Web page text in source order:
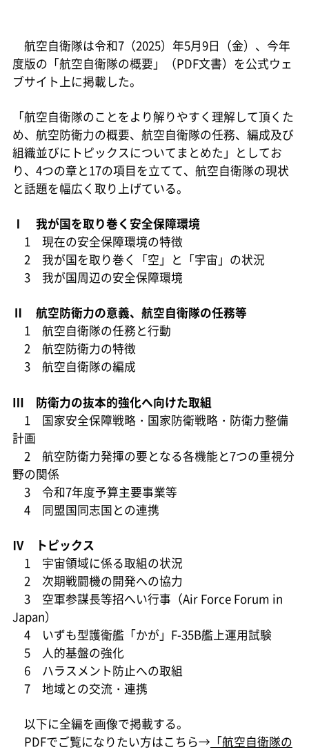
航空自衛隊は令和7（2025）年5月9日（金）、今年
度版の「航空自衛隊の概要」（PDF文書）を公式ウェ
ブサイト上に掲載した。
「航空自衛隊のことをより解りやすく理解して頂くた
め、航空防衛力の概要、航空自衛隊の任務、編成及び
組織並びにトピックスについてまとめた」としてお
り、4つの章と17の項目を立てて、航空自衛隊の現状
と話題を幅広く取り上げている。
Ⅰ 我が国を取り巻く安全保障環境
1 現在の安全保障環境の特徴
2 我が国を取り巻く「空」と「宇宙」の状況
3 我が国周辺の安全保障環境
Ⅱ 航空防衛力の意義、航空自衛隊の任務等
1 航空自衛隊の任務と行動
2 航空防衛力の特徴
3 航空自衛隊の編成
Ⅲ 防衛力の抜本的強化へ向けた取組
1 国家安全保障戦略・国家防衛戦略・防衛力整備
計画
2 航空防衛力発揮の要となる各機能と7つの重視分
野の関係
3 令和7年度予算主要事業等
4 同盟国同志国との連携
Ⅳ トピックス
1 宇宙領域に係る取組の状況
2 次期戦闘機の開発への協力
3 空軍参謀長等招へい行事（Air Force Forum in
Japan）
4 いずも型護衛艦「かが」F-35B艦上運用試験
5 人的基盤の強化
6 ハラスメント防止への取組
7 地域との交流・連携
以下に全編を画像で掲載する。
PDFでご覧になりたい方はこちら→ 「航空自衛隊の